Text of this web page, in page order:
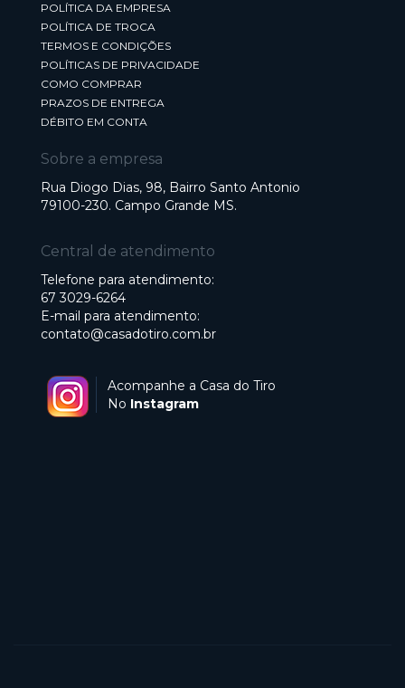
POLÍTICA DA EMPRESA
POLÍTICA DE TROCA
TERMOS E CONDIÇÕES
POLÍTICAS DE PRIVACIDADE
COMO COMPRAR
PRAZOS DE ENTREGA
DÉBITO EM CONTA
Sobre a empresa
Rua Diogo Dias, 98, Bairro Santo Antonio
79100-230. Campo Grande MS.
Central de atendimento
Telefone para atendimento:
67 3029-6264
E-mail para atendimento:
contato@casadotiro.com.br
Acompanhe a Casa do Tiro
No Instagram